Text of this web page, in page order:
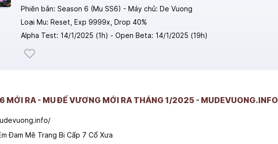
Phiên bản: Season 6 (Mu SS6) - Máy chủ: De Vuong
Loại Mu: Reset, Exp 9999x, Drop 40%
Alpha Test: 14/1/2025 (1h) - Open Beta: 14/1/2025 (19h)
MỚI RA - MU ĐẾ VƯƠNG MỚI RA THÁNG 1/2025 - MUDEVUONG.INFO
Đam Mê Trang Bị Cấp 7 Cổ Xưa